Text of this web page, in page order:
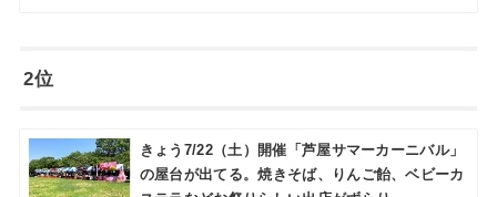
2位
きょう7/22（土）開催「芦屋サマーカーニバル」
の屋台が出てる。焼きそば、りんご飴、ベビーカ